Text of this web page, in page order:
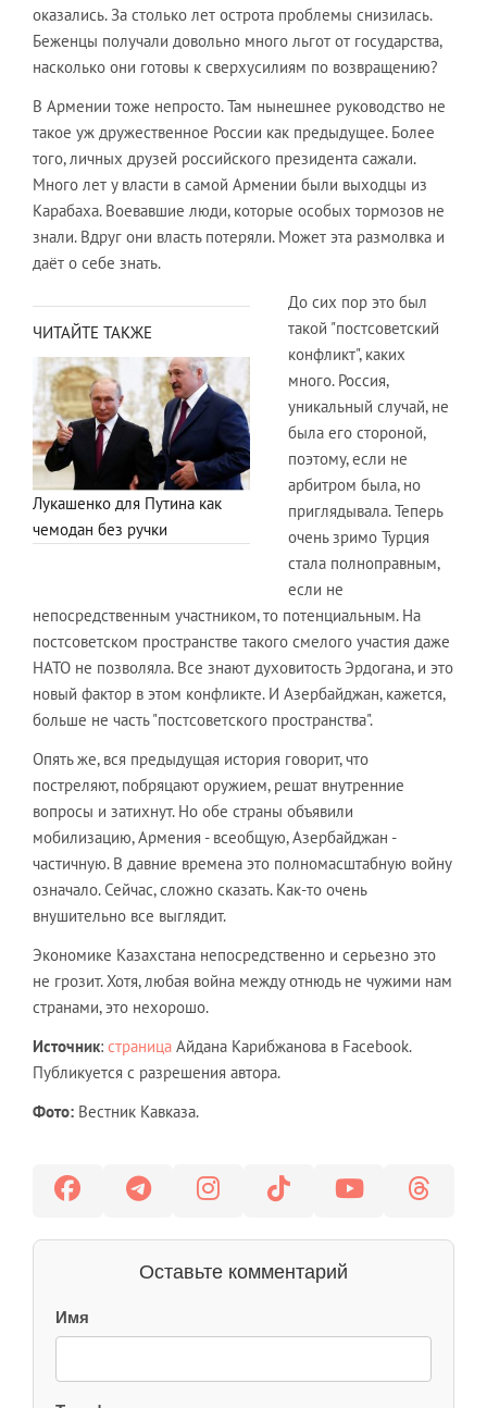
оказались. За столько лет острота проблемы снизилась.
Беженцы получали довольно много льгот от государства,
насколько они готовы к сверхусилиям по возвращению?
В Армении тоже непросто. Там нынешнее руководство не
такое уж дружественное России как предыдущее. Более
того, личных друзей российского президента сажали.
Много лет у власти в самой Армении были выходцы из
Карабаха. Воевавшие люди, которые особых тормозов не
знали. Вдруг они власть потеряли. Может эта размолвка и
даёт о себе знать.
ЧИТАЙТЕ ТАКЖЕ
Лукашенко для Путина как
чемодан без ручки
До сих пор это был
такой "постсоветский
конфликт", каких
много. Россия,
уникальный случай, не
была его стороной,
поэтому, если не
арбитром была, но
приглядывала. Теперь
очень зримо Турция
стала полноправным,
если не
непосредственным участником, то потенциальным. На
постсоветском пространстве такого смелого участия даже
НАТО не позволяла. Все знают духовитость Эрдогана, и это
новый фактор в этом конфликте. И Азербайджан, кажется,
больше не часть "постсоветского пространства".
Опять же, вся предыдущая история говорит, что
постреляют, побряцают оружием, решат внутренние
вопросы и затихнут. Но обе страны объявили
мобилизацию, Армения - всеобщую, Азербайджан -
частичную. В давние времена это полномасштабную войну
означало. Сейчас, сложно сказать. Как-то очень
внушительно все выглядит.
Экономике Казахстана непосредственно и серьезно это
не грозит. Хотя, любая война между отнюдь не чужими нам
странами, это нехорошо.
Источник: страница Айдана Карибжанова в Facebook.
Публикуется с разрешения автора.
Фото: Вестник Кавказа.
Оставьте комментарий
Имя